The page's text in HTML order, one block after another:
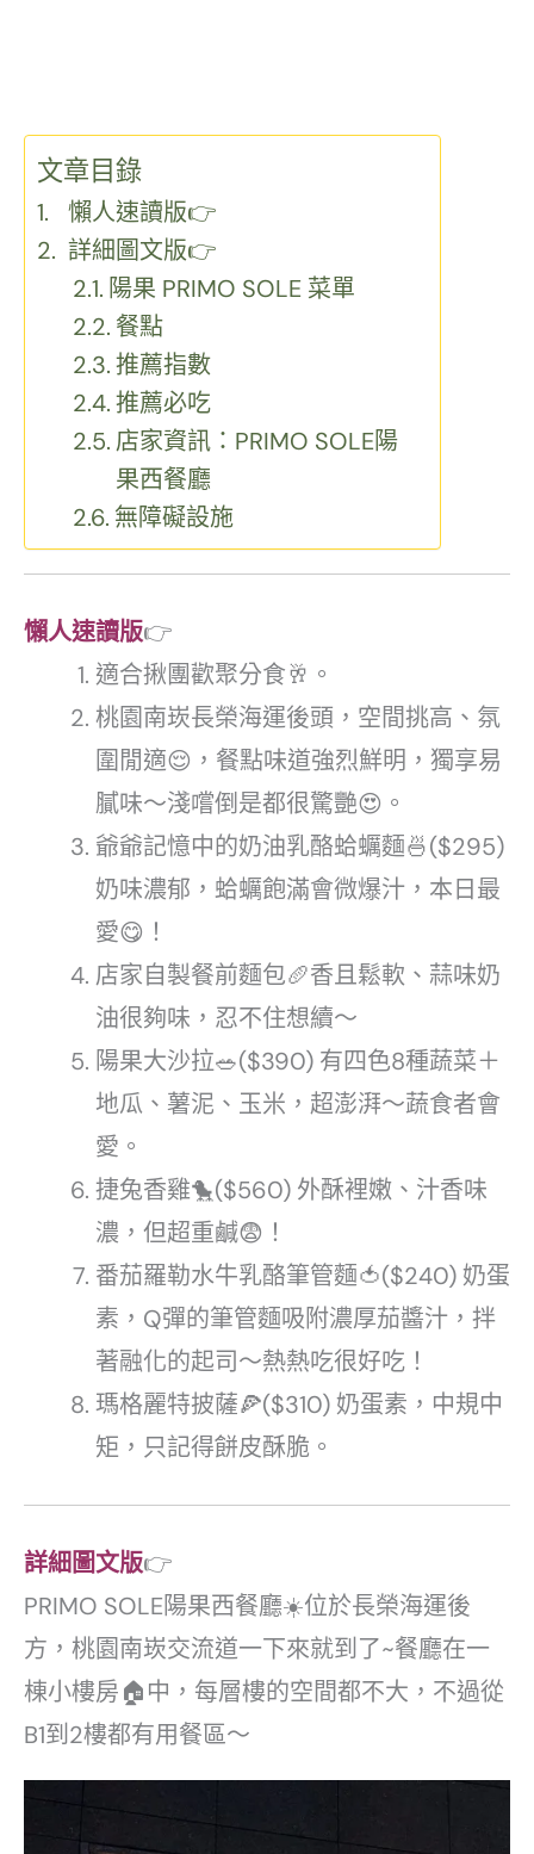
文章目錄
懶人速讀版👉
詳細圖文版👉
陽果 PRIMO SOLE 菜單
餐點
推薦指數
推薦必吃
店家資訊：PRIMO SOLE陽
果西餐廳
無障礙設施
懶人速讀版👉
適合揪團歡聚分食🥂。
桃園南崁長榮海運後頭，空間挑高、氛
圍閒適😌，餐點味道強烈鮮明，獨享易
膩味～淺嚐倒是都很驚艷😍。
爺爺記憶中的奶油乳酪蛤蠣麵🍜($295)
奶味濃郁，蛤蠣飽滿會微爆汁，本日最
愛😋！
店家自製餐前麵包🥖香且鬆軟、蒜味奶
油很夠味，忍不住想續～
陽果大沙拉🥗($390) 有四色8種蔬菜＋
地瓜、薯泥、玉米，超澎湃～蔬食者會
愛。
捷兔香雞🐤($560) 外酥裡嫩、汁香味
濃，但超重鹹😨！
番茄羅勒水牛乳酪筆管麵🍅($240) 奶蛋
素，Q彈的筆管麵吸附濃厚茄醬汁，拌
著融化的起司～熱熱吃很好吃！
瑪格麗特披薩🍕($310) 奶蛋素，中規中
矩，只記得餅皮酥脆。
詳細圖文版👉
PRIMO SOLE陽果西餐廳☀️位於長榮海運後
方，桃園南崁交流道一下來就到了~餐廳在一
棟小樓房🏠中，每層樓的空間都不大，不過從
B1到2樓都有用餐區～